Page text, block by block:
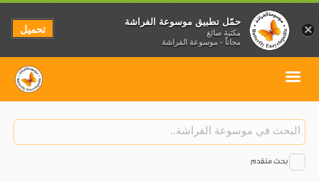
بحث متقدم
×
حمّل تطبيق موسوعة الفراشة
مكتبة صائغ
مجاناً - موسوعة الفراشة
تحميل